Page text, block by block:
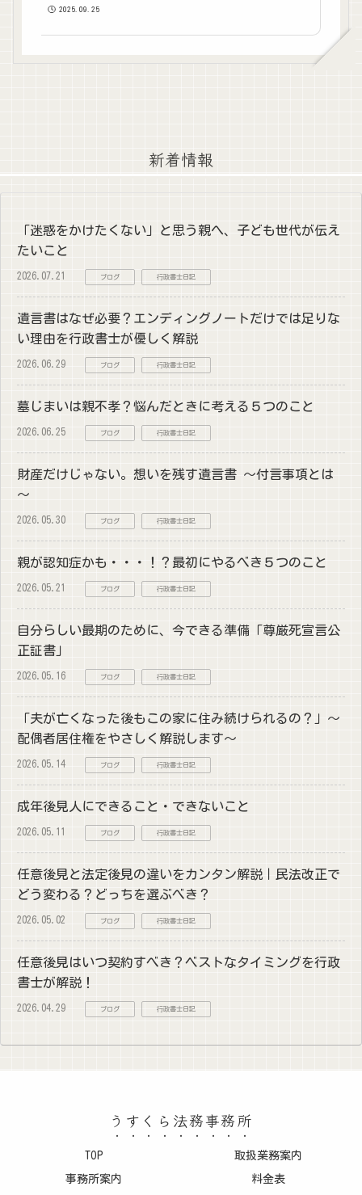
2025.09.25
新着情報
「迷惑をかけたくない」と思う親へ、子ども世代が伝え
たいこと
2026.07.21 ブログ 行政書士日記
遺言書はなぜ必要？エンディングノートだけでは足りな
い理由を行政書士が優しく解説
2026.06.29 ブログ 行政書士日記
墓じまいは親不孝？悩んだときに考える５つのこと
2026.06.25 ブログ 行政書士日記
財産だけじゃない。想いを残す遺言書 ～付言事項とは
～
2026.05.30 ブログ 行政書士日記
親が認知症かも・・・！？最初にやるべき５つのこと
2026.05.21 ブログ 行政書士日記
自分らしい最期のために、今できる準備「尊厳死宣言公
正証書」
2026.05.16 ブログ 行政書士日記
「夫が亡くなった後もこの家に住み続けられるの？」～
配偶者居住権をやさしく解説します～
2026.05.14 ブログ 行政書士日記
成年後見人にできること・できないこと
2026.05.11 ブログ 行政書士日記
任意後見と法定後見の違いをカンタン解説｜民法改正で
どう変わる？どっちを選ぶべき？
2026.05.02 ブログ 行政書士日記
任意後見はいつ契約すべき？ベストなタイミングを行政
書士が解説！
2026.04.29 ブログ 行政書士日記
うすくら法務事務所
TOP 取扱業務案内
事務所案内 料金表